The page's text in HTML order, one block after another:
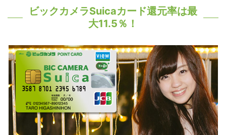
ビックカメラSuicaカード還元率は最
大11.5％！